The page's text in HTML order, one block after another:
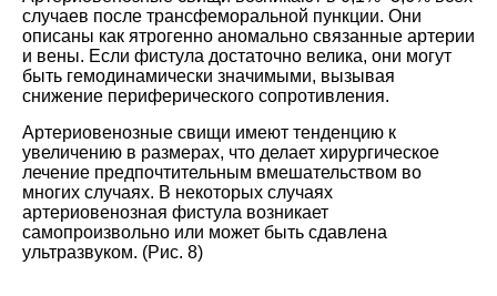
случаев после трансфеморальной пункции. Они
описаны как ятрогенно аномально связанные артерии
и вены. Если фистула достаточно велика, они могут
быть гемодинамически значимыми, вызывая
снижение периферического сопротивления.
Артериовенозные свищи имеют тенденцию к
увеличению в размерах, что делает хирургическое
лечение предпочтительным вмешательством во
многих случаях. В некоторых случаях
артериовенозная фистула возникает
самопроизвольно или может быть сдавлена
ультразвуком. (Рис. 8)